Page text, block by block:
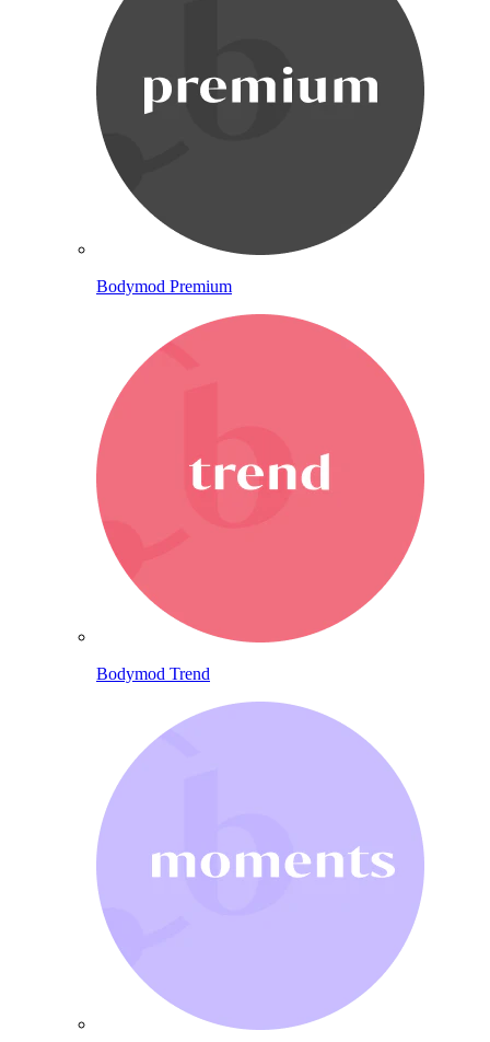
Bodymod Premium
Bodymod Trend